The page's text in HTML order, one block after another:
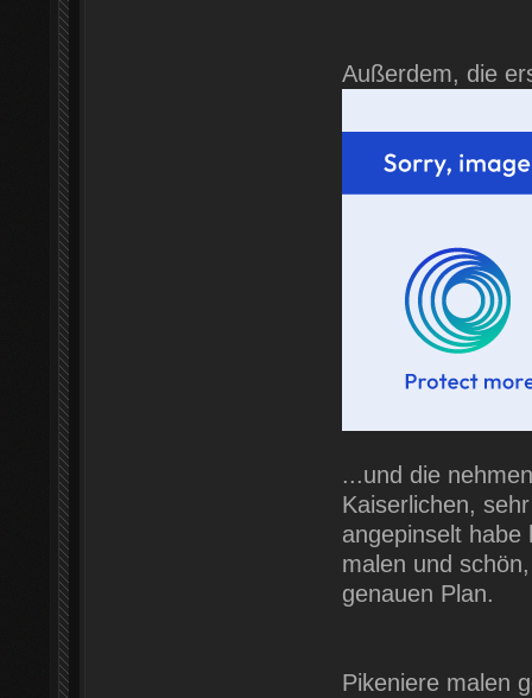
Außerdem, die
...und die
Kaiserlichen,
angepinselt
malen und
genauen Plan.
Pikeniere malen